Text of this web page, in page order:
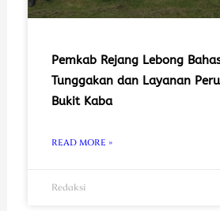
Pemkab Rejang Lebong
Tunggakan dan Layanan
Bukit Kaba
READ MORE »
Redaksi